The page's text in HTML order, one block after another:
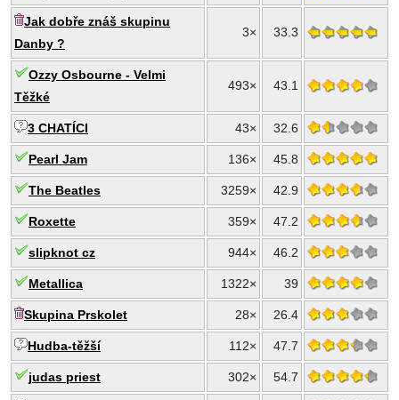
Jak dobře znáš skupinu
Danby ?
3× 33.3
Ozzy Osbourne - Velmi
Těžké
493× 43.1
3 CHATÍCI 43× 32.6
Pearl Jam 136× 45.8
The Beatles 3259× 42.9
Roxette 359× 47.2
slipknot cz 944× 46.2
Metallica 1322× 39
Skupina Prskolet 28× 26.4
Hudba-těžší 112× 47.7
judas priest 302× 54.7